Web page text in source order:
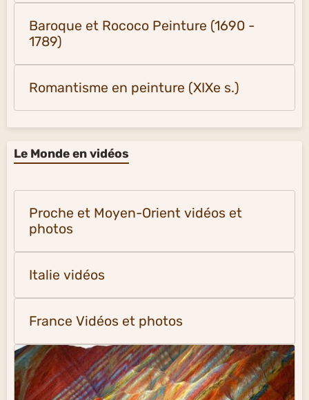
Baroque et Rococo Peinture (1690 -
1789)
Romantisme en peinture (XIXe s.)
Le Monde en vidéos
Proche et Moyen-Orient vidéos et
photos
Italie vidéos
France Vidéos et photos